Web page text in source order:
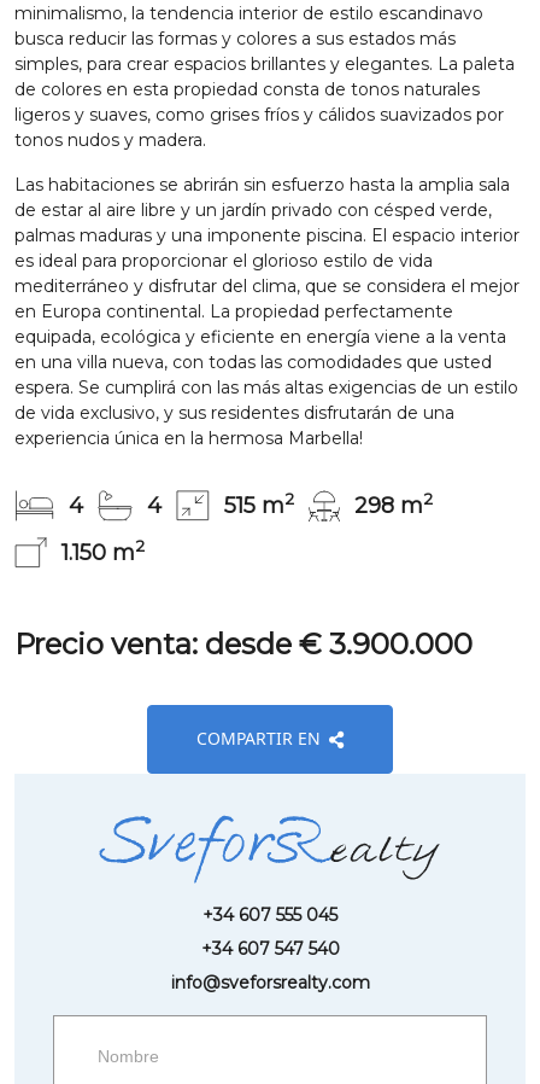
minimalismo, la tendencia interior de estilo escandinavo
busca reducir las formas y colores a sus estados más
simples, para crear espacios brillantes y elegantes. La paleta
de colores en esta propiedad consta de tonos naturales
ligeros y suaves, como grises fríos y cálidos suavizados por
tonos nudos y madera.
Las habitaciones se abrirán sin esfuerzo hasta la amplia sala
de estar al aire libre y un jardín privado con césped verde,
palmas maduras y una imponente piscina. El espacio interior
es ideal para proporcionar el glorioso estilo de vida
mediterráneo y disfrutar del clima, que se considera el mejor
en Europa continental. La propiedad perfectamente
equipada, ecológica y eficiente en energía viene a la venta
en una villa nueva, con todas las comodidades que usted
espera. Se cumplirá con las más altas exigencias de un estilo
de vida exclusivo, y sus residentes disfrutarán de una
experiencia única en la hermosa Marbella!
4 4 515 m2 298 m2
1.150 m2
Precio venta: desde € 3.900.000
COMPARTIR EN
+34 607 555 045
+34 607 547 540
info@sveforsrealty.com
more